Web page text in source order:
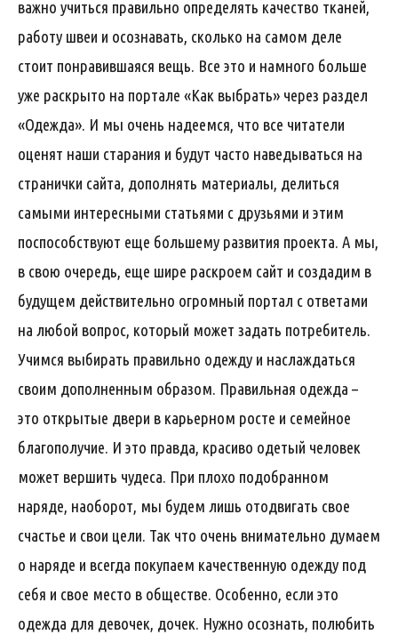
важно учиться правильно определять качество тканей,
работу швеи и осознавать, сколько на самом деле
стоит понравившаяся вещь. Все это и намного больше
уже раскрыто на портале «Как выбрать» через раздел
«Одежда». И мы очень надеемся, что все читатели
оценят наши старания и будут часто наведываться на
странички сайта, дополнять материалы, делиться
самыми интересными статьями с друзьями и этим
поспособствуют еще большему развития проекта. А мы,
в свою очередь, еще шире раскроем сайт и создадим в
будущем действительно огромный портал с ответами
на любой вопрос, который может задать потребитель.
Учимся выбирать правильно одежду и наслаждаться
своим дополненным образом. Правильная одежда –
это открытые двери в карьерном росте и семейное
благополучие. И это правда, красиво одетый человек
может вершить чудеса. При плохо подобранном
наряде, наоборот, мы будем лишь отодвигать свое
счастье и свои цели. Так что очень внимательно думаем
о наряде и всегда покупаем качественную одежду под
себя и свое место в обществе. Особенно, если это
одежда для девочек, дочек. Нужно осознать, полюбить